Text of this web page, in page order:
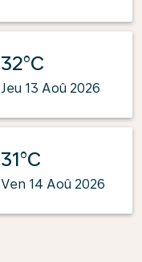
32°C
Jeu 13 Aoû 2026
31°C
Ven 14 Aoû 2026